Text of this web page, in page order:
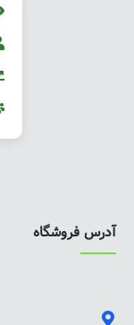
آدرس فروشگاه